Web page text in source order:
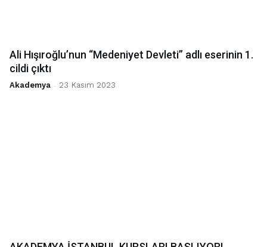
Ali Hışıroğlu’nun “Medeniyet Devleti” adlı eserinin 1.
cildi çıktı
Akademya - 23 Kasım 2023